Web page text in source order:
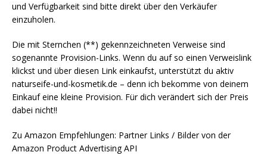
und Verfügbarkeit sind bitte direkt über den Verkäufer
einzuholen.
Die mit Sternchen (**) gekennzeichneten Verweise sind
sogenannte Provision-Links. Wenn du auf so einen Verweislink
klickst und über diesen Link einkaufst, unterstützt du aktiv
naturseife-und-kosmetik.de – denn ich bekomme von deinem
Einkauf eine kleine Provision. Für dich verändert sich der Preis
dabei nicht!!
Zu Amazon Empfehlungen: Partner Links / Bilder von der
Amazon Product Advertising API